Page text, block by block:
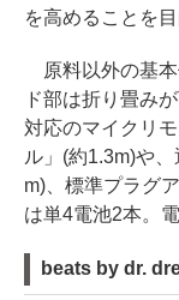
を高めることを
原料以外の基本
ド部は折り畳み
対応のマイクリ
ル」(約1.3m)や
m)、標準プラグ
は単4電池2本。
beats by dr.